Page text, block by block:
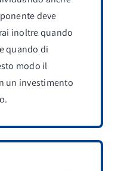
deve
inoltre quando
quando di
modo il
un investimento